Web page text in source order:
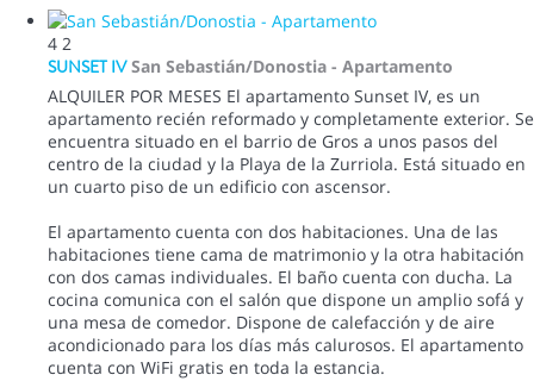
4 2
SUNSET IV San Sebastián/Donostia - Apartamento
ALQUILER POR MESES El apartamento Sunset IV, es un
apartamento recién reformado y completamente exterior. Se
encuentra situado en el barrio de Gros a unos pasos del
centro de la ciudad y la Playa de la Zurriola. Está situado en
un cuarto piso de un edificio con ascensor.
El apartamento cuenta con dos habitaciones. Una de las
habitaciones tiene cama de matrimonio y la otra habitación
con dos camas individuales. El baño cuenta con ducha. La
cocina comunica con el salón que dispone un amplio sofá y
una mesa de comedor. Dispone de calefacción y de aire
acondicionado para los días más calurosos. El apartamento
cuenta con WiFi gratis en toda la estancia.